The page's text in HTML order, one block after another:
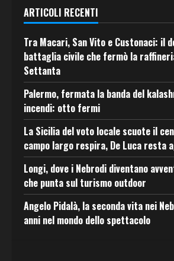
ARTICOLI RECENTI
Tra Macari, San Vito e Custonaci: il
battaglia civile che fermò la
Settanta
Palermo, fermata la banda del
incendi: otto fermi
La Sicilia del voto locale scuote il
campo largo respira, De Luca resta
Longi, dove i Nebrodi diventano
che punta sul turismo outdoor
Angelo Pidalà, la seconda vita nei
anni nel mondo dello spettacolo